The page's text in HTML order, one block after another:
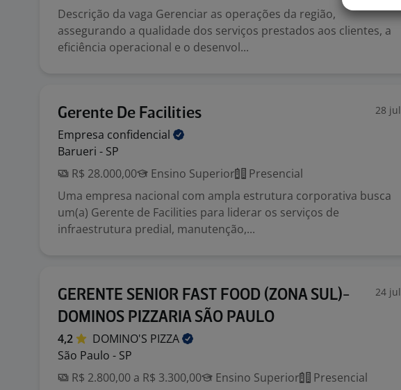
Descrição da vaga Gerenciar as operações da região,
assegurando a qualidade dos serviços prestados aos clientes, a
eficiência operacional e o desenvol...
Gerente De Facilities 28 jul
Empresa confidencial
Barueri - SP
R$ 28.000,00
Ensino Superior
Presencial
Uma empresa nacional com ampla estrutura corporativa busca
um(a) Gerente de Facilities para liderar os serviços de
infraestrutura predial, manutenção,...
GERENTE SENIOR FAST FOOD (ZONA SUL)-
DOMINOS PIZZARIA SÃO PAULO
24 jul
4,2 DOMINO'S PIZZA
São Paulo - SP
R$ 2.800,00 a R$ 3.300,00
Ensino Superior
Presencial